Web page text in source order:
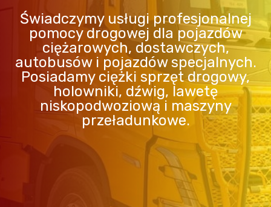
Świadczymy usługi profesjonalnej
pomocy drogowej dla pojazdów
ciężarowych, dostawczych,
autobusów i pojazdów specjalnych.
Posiadamy ciężki sprzęt drogowy,
holowniki, dźwig, lawetę
niskopodwoziową i maszyny
przeładunkowe.